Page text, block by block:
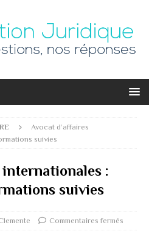
Avocat d’affaires
suivies
internationales :
suivies
Commentaires fermés